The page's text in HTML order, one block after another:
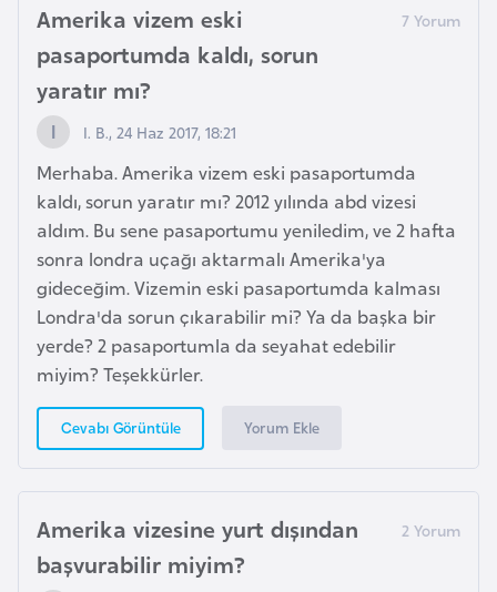
Amerika vizem eski
pasaportumda kaldı, sorun
yaratır mı?
I. B., 24 Haz 2017, 18:21
Merhaba. Amerika vizem eski pasaportumda
kaldı, sorun yaratır mı? 2012 yılında abd vizesi
aldım. Bu sene pasaportumu yeniledim, ve 2 hafta
sonra londra uçağı aktarmalı Amerika'ya
gideceğim. Vizemin eski pasaportumda kalması
Londra'da sorun çıkarabilir mi? Ya da başka bir
yerde? 2 pasaportumla da seyahat edebilir
miyim? Teşekkürler.
Cevabı Görüntüle Yorum Ekle
Amerika vizesine yurt dışından
başvurabilir miyim?
y
n
a
H
i
n
d
i
s
t
a
H
ı
r
v
a